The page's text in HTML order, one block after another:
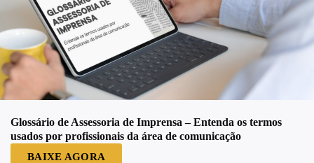
Glossário de Assessoria de Imprensa – Entenda os termos
usados por profissionais da área de comunicação
BAIXE AGORA